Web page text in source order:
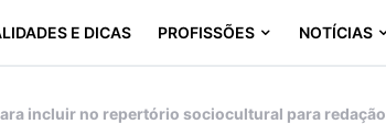
E DICAS PROFISSÕES NOTÍCIAS
incluir no repertório sociocultural para redação